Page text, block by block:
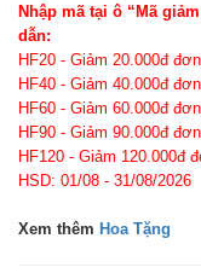
Nhập mã tại ô “Mã
dẫn:
HF20 - Giảm 20.000đ
HF40 - Giảm 40.000đ
HF60 - Giảm 60.000đ
HF90 - Giảm 90.000đ
HF120 - Giảm 120.000đ
HSD: 01/08 - 31/08/2026
Xem thêm Hoa Tặng